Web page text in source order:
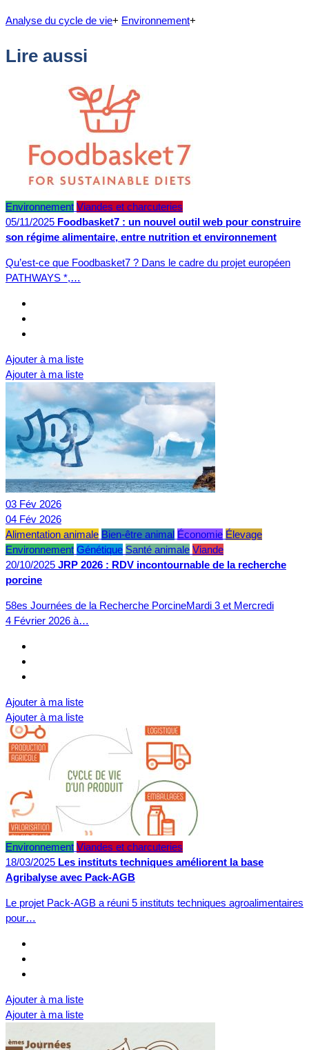
Analyse du cycle de vie+ Environnement+
Lire aussi
Environnement Viandes et charcuteries
05/11/2025 Foodbasket7 : un nouvel outil web pour construire
son régime alimentaire, entre nutrition et environnement
Qu’est-ce que Foodbasket7 ? Dans le cadre du projet européen
PATHWAYS *,…
Ajouter à ma liste
Ajouter à ma liste
03 Fév 2026
04 Fév 2026
Alimentation animale Bien-être animal Économie Élevage
Environnement Génétique Santé animale Viande
20/10/2025 JRP 2026 : RDV incontournable de la recherche
porcine
58es Journées de la Recherche PorcineMardi 3 et Mercredi
4 Février 2026 à…
Ajouter à ma liste
Ajouter à ma liste
Environnement Viandes et charcuteries
18/03/2025 Les instituts techniques améliorent la base
Agribalyse avec Pack-AGB
Le projet Pack-AGB a réuni 5 instituts techniques agroalimentaires
pour…
Ajouter à ma liste
Ajouter à ma liste